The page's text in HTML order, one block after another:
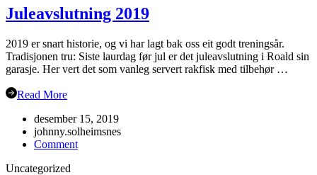
Juleavslutning 2019
2019 er snart historie, og vi har lagt bak oss eit godt treningsår.
Tradisjonen tru: Siste laurdag før jul er det juleavslutning i Roald sin
garasje. Her vert det som vanleg servert rakfisk med tilbehør …
Read More
desember 15, 2019
johnny.solheimsnes
Commenton
Uncategorized